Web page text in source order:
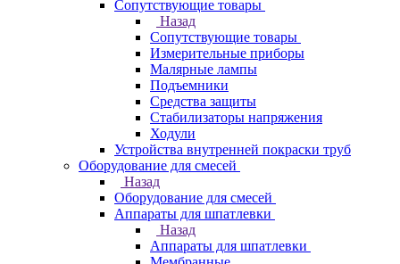
Сопутствующие товары
Назад
Сопутствующие товары
Измерительные приборы
Малярные лампы
Подъемники
Средства защиты
Стабилизаторы напряжения
Ходули
Устройства внутренней покраски труб
Оборудование для смесей
Назад
Оборудование для смесей
Аппараты для шпатлевки
Назад
Аппараты для шпатлевки